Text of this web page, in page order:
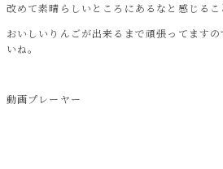
改めて素晴らしいところにあるなと感じるこ
おいしいりんごが出来るまで頑張ってます
いね。
動画プレーヤー